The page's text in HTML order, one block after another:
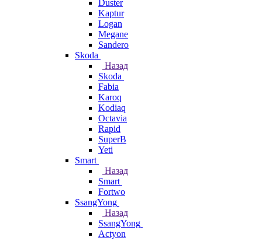
Duster
Kaptur
Logan
Megane
Sandero
Skoda
Назад
Skoda
Fabia
Karoq
Kodiaq
Octavia
Rapid
SuperB
Yeti
Smart
Назад
Smart
Fortwo
SsangYong
Назад
SsangYong
Actyon